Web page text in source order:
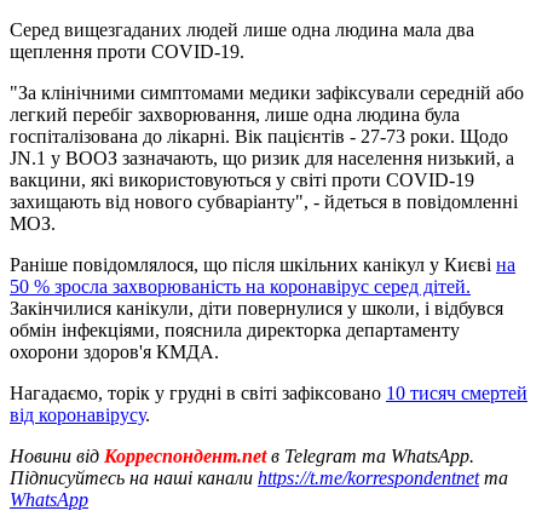
Серед вищезгаданих людей лише одна людина мала два
щеплення проти COVID-19.
"За клінічними симптомами медики зафіксували середній або
легкий перебіг захворювання, лише одна людина була
госпіталізована до лікарні. Вік пацієнтів - 27-73 роки. Щодо
JN.1 у ВООЗ зазначають, що ризик для населення низький, а
вакцини, які використовуються у світі проти COVID-19
захищають від нового субваріанту", - йдеться в повідомленні
МОЗ.
Раніше повідомлялося, що після шкільних канікул у Києві на
50 % зросла захворюваність на коронавірус серед дітей.
Закінчилися канікули, діти повернулися у школи, і відбувся
обмін інфекціями, пояснила директорка департаменту
охорони здоров'я КМДА.
Нагадаємо, торік у грудні в світі зафіксовано 10 тисяч смертей
від коронавірусу.
Новини від Корреспондент.netв Telegram та WhatsApp.
Підписуйтесь на наші канали https://t.me/korrespondentnetта
WhatsApp